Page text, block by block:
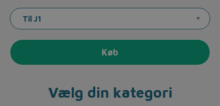
Køb
Vælg din kategori